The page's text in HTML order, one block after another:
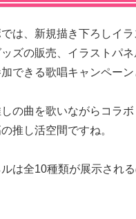
は、新規描き下ろしイ
ズの販売、イラストパ
できる歌唱キャンペー
の曲を歌いながらコラ
推し活空間ですね。
は全10種類が展示され